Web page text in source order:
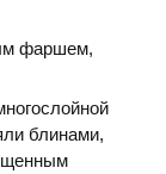
фаршем,
блинами,